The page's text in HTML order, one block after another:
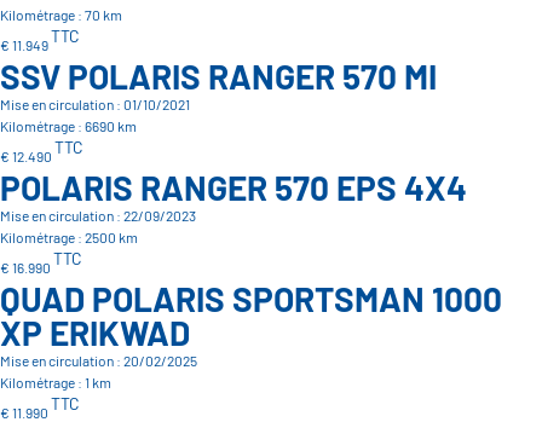
Kilométrage : 70 km
€ 11.949TTC
SSV POLARIS RANGER 570 MI
Mise en circulation : 01/10/2021
Kilométrage : 6690 km
€ 12.490 TTC
POLARIS RANGER 570 EPS 4X4
Mise en circulation : 22/09/2023
Kilométrage : 2500 km
€ 16.990 TTC
QUAD POLARIS SPORTSMAN 1000
XP ERIKWAD
Mise en circulation : 20/02/2025
Kilométrage : 1 km
€ 11.990 TTC